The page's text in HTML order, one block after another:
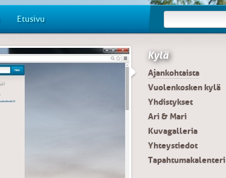
Etusivu
Kylä
Ajankohtaista
Vuolenkosken kylä
Yhdistykset
Ari & Mari
Kuvagalleria
Yhteystiedot
Tapahtumakalenteri